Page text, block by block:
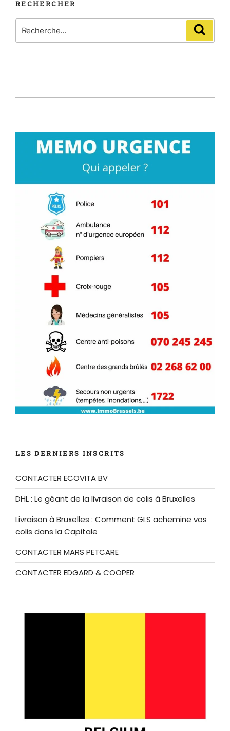
RECHERCHER
pour
LES DERNIERS INSCRITS
CONTACTER ECOVITA BV
DHL : Le géant de la livraison de colis à Bruxelles
Livraison à Bruxelles : Comment GLS achemine vos
colis dans la Capitale
CONTACTER MARS PETCARE
CONTACTER EDGARD & COOPER